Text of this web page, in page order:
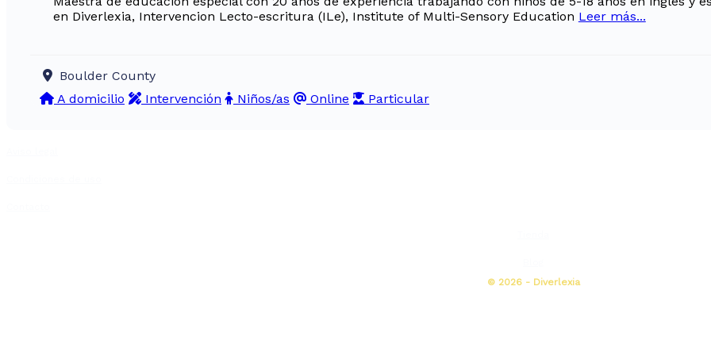
en Diverlexia, Intervencion Lecto-escritura (ILe), Institute of Multi-Sensory Education Leer más...
Boulder County
A domicilio
Intervención Niños/as Online Particular
© 2026 - Diverlexia